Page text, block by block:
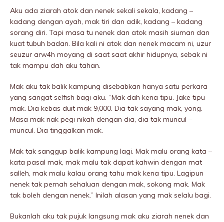
Aku ada ziarah atok dan nenek sekali sekala, kadang –
kadang dengan ayah, mak tiri dan adik, kadang – kadang
sorang diri. Tapi masa tu nenek dan atok masih siuman dan
kuat tubuh badan. Bila kali ni atok dan nenek macam ni, uzur
seuzur arw4h moyang di saat saat akhir hidupnya, sebak ni
tak mampu dah aku tahan.
Mak aku tak balik kampung disebabkan hanya satu perkara
yang sangat selfish bagi aku. “Mak dah kena tipu. Jake tipu
mak. Dia kebas duit mak 9,000. Dia tak sayang mak, yong.
Masa mak nak pegi nikah dengan dia, dia tak muncul –
muncul. Dia tinggalkan mak.
Mak tak sanggup balik kampung lagi. Mak malu orang kata –
kata pasal mak, mak malu tak dapat kahwin dengan mat
salleh, mak malu kalau orang tahu mak kena tipu. Lagipun
nenek tak pernah sehaluan dengan mak, sokong mak. Mak
tak boleh dengan nenek.” Inilah alasan yang mak selalu bagi.
Bukanlah aku tak pujuk langsung mak aku ziarah nenek dan